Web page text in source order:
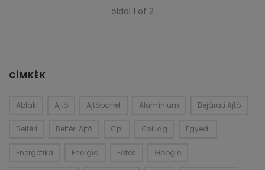
oldal 1 of 2
CÍMKÉK
Ablak Ajtó Ajtópanel Alumínium Bejárati Ajtó
Beltéri Beltéri Ajtó Cpl Csillag Egyedi
Energetika Energia Fűtés Google